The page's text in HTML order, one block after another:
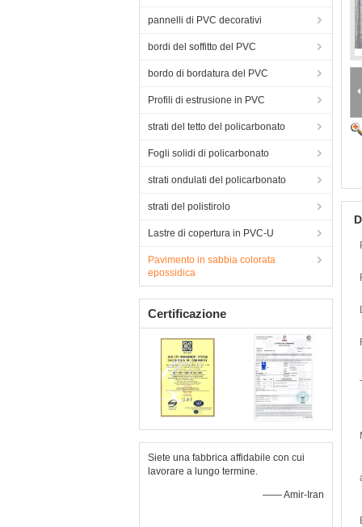
pannelli di PVC decorativi
bordi del soffitto del PVC
bordo di bordatura del PVC
Profili di estrusione in PVC
strati del tetto del policarbonato
Fogli solidi di policarbonato
strati ondulati del policarbonato
strati del polistirolo
Lastre di copertura in PVC-U
Pavimento in sabbia colorata
epossidica
Certificazione
Siete una fabbrica affidabile con cui
lavorare a lungo termine.
—— Amir-Iran